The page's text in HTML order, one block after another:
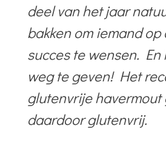
deel van het jaar
bakken om iemand
succes te wensen. En
weg te geven! Het
glutenvrije havermout
daardoor glutenvrij.